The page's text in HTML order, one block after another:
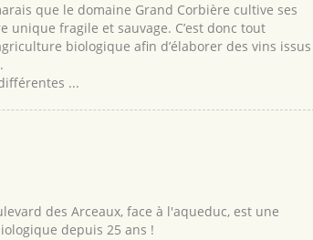
que le domaine Grand Corbière cultive ses
fragile et sauvage. C’est donc tout
biologique afin d’élaborer des vins issus
...
des Arceaux, face à l'aqueduc, est une
depuis 25 ans !